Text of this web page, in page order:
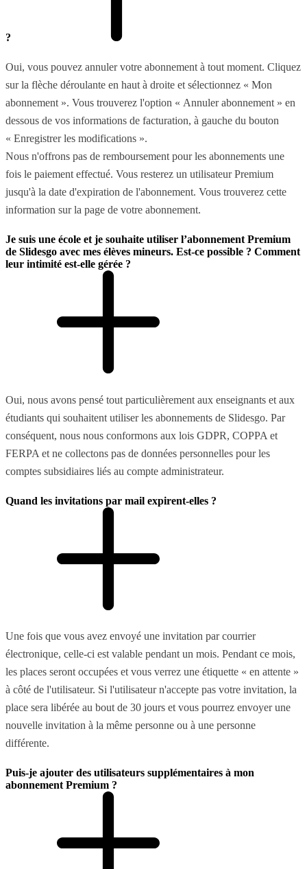
?
Oui, vous pouvez annuler votre abonnement à tout moment. Cliquez
sur la flèche déroulante en haut à droite et sélectionnez « Mon
abonnement ». Vous trouverez l'option « Annuler abonnement » en
dessous de vos informations de facturation, à gauche du bouton
« Enregistrer les modifications ».
Nous n'offrons pas de remboursement pour les abonnements une
fois le paiement effectué. Vous resterez un utilisateur Premium
jusqu'à la date d'expiration de l'abonnement. Vous trouverez cette
information sur la page de votre abonnement.
Je suis une école et je souhaite utiliser l’abonnement Premium
de Slidesgo avec mes élèves mineurs. Est-ce possible ? Comment
leur intimité est-elle gérée ?
Oui, nous avons pensé tout particulièrement aux enseignants et aux
étudiants qui souhaitent utiliser les abonnements de Slidesgo. Par
conséquent, nous nous conformons aux lois GDPR, COPPA et
FERPA et ne collectons pas de données personnelles pour les
comptes subsidiaires liés au compte administrateur.
Quand les invitations par mail expirent-elles ?
Une fois que vous avez envoyé une invitation par courrier
électronique, celle-ci est valable pendant un mois. Pendant ce mois,
les places seront occupées et vous verrez une étiquette « en attente »
à côté de l'utilisateur. Si l'utilisateur n'accepte pas votre invitation, la
place sera libérée au bout de 30 jours et vous pourrez envoyer une
nouvelle invitation à la même personne ou à une personne
différente.
Puis-je ajouter des utilisateurs supplémentaires à mon
abonnement Premium ?